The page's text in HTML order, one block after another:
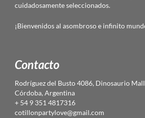
cuidadosamente seleccionados.
¡Bienvenidos al asombroso e infinito
Contacto
Rodríguez del Busto 4086, Dinosaurio
Córdoba, Argentina
+ 54 9 351 4817316
cotillonpartylove@gmail.com